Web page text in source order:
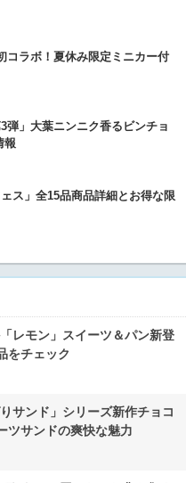
コラボ！夏休み限定ミニカー付
弾」大葉ニンニク香るビンチョ
報
ス」全15品商品詳細とお得な限
レモン」スイーツ＆パン新登
をチェック
サンド」シリーズ新作チョコ
ツサンドの爽快な魅力